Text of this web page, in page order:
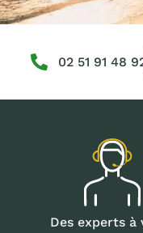
02 51 91 48
Des experts à